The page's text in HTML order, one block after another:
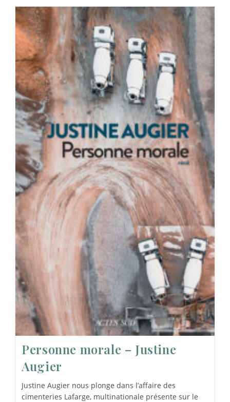
Personne morale – Justine
Augier
Justine Augier nous plonge dans l’affaire des
cimenteries Lafarge, multinationale présente sur le